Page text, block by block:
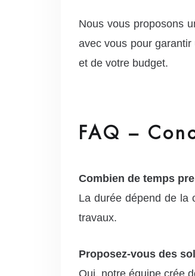
Nous vous proposons
avec vous pour
et de votre budget.
FAQ –
Combien de temps
La durée dépend de la
travaux.
Proposez-vous des
Oui, notre équipe crée